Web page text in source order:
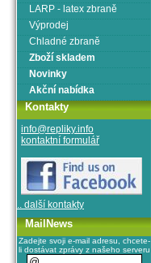
LARP - latex zbraně
Výprodej
Chladné zbraně
Zboží skladem
Novinky
Akční nabídka
Kontakty
info@repliky.info
kontaktní formulář
.. další kontakty
MailNews
Zadejte svoji e-mail adresu, chcete-
li dostávat zprávy z našeho serveru